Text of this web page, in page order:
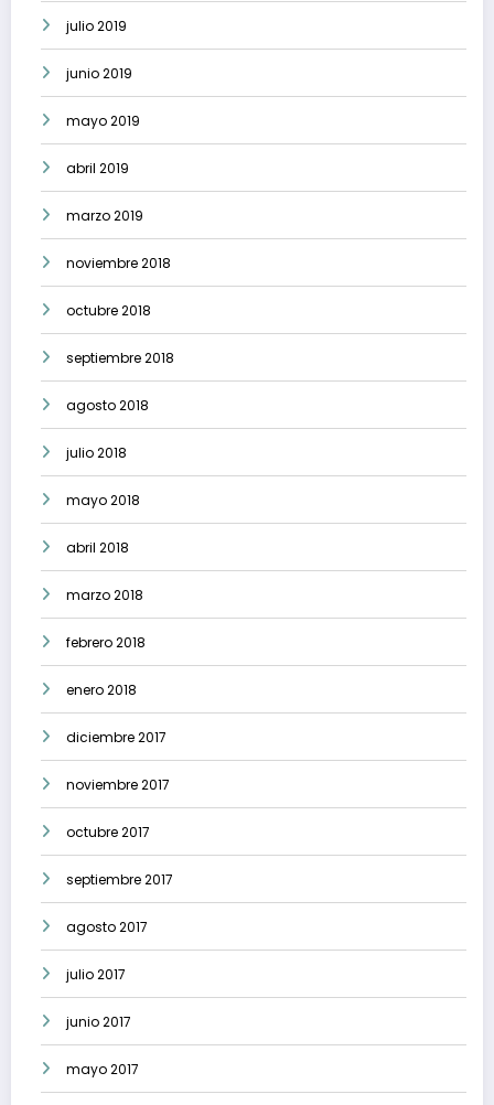
julio 2019
junio 2019
mayo 2019
abril 2019
marzo 2019
noviembre 2018
octubre 2018
septiembre 2018
agosto 2018
julio 2018
mayo 2018
abril 2018
marzo 2018
febrero 2018
enero 2018
diciembre 2017
noviembre 2017
octubre 2017
septiembre 2017
agosto 2017
julio 2017
junio 2017
mayo 2017